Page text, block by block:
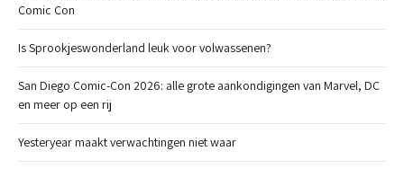
Comic Con
Is Sprookjeswonderland leuk voor volwassenen?
San Diego Comic-Con 2026: alle grote aankondigingen van Marvel, DC
en meer op een rij
Yesteryear maakt verwachtingen niet waar